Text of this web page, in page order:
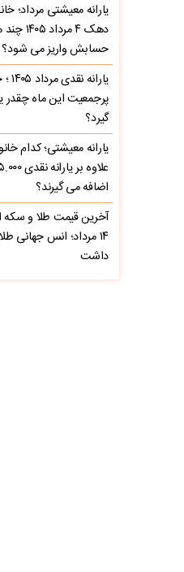
دهک ۴
حسابش واریز می شود؟
پرجمعیت این ماه چقدر
گیرد؟
اضافه می گیرند؟
آخرین قیمت طلا و سکه
۱۴ مرداد؛ انس جهانی
داشت